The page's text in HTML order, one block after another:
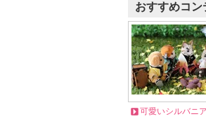
おすすめコン
可愛いシルバニ